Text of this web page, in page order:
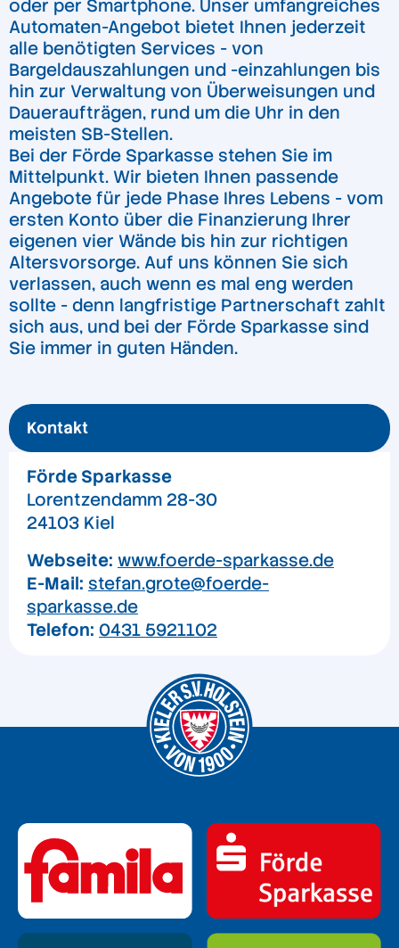
oder per Smartphone. Unser umfangreiches
Automaten-Angebot bietet Ihnen jederzeit
alle benötigten Services - von
Bargeldauszahlungen und -einzahlungen bis
hin zur Verwaltung von Überweisungen und
Daueraufträgen, rund um die Uhr in den
meisten SB-Stellen.
Bei der Förde Sparkasse stehen Sie im
Mittelpunkt. Wir bieten Ihnen passende
Angebote für jede Phase Ihres Lebens - vom
ersten Konto über die Finanzierung Ihrer
eigenen vier Wände bis hin zur richtigen
Altersvorsorge. Auf uns können Sie sich
verlassen, auch wenn es mal eng werden
sollte - denn langfristige Partnerschaft zahlt
sich aus, und bei der Förde Sparkasse sind
Sie immer in guten Händen.
Kontakt
Förde Sparkasse
Lorentzendamm 28-30
24103 Kiel
Webseite: www.foerde-sparkasse.de
E-Mail: stefan.grote@foerde-
sparkasse.de
Telefon: 0431 5921102